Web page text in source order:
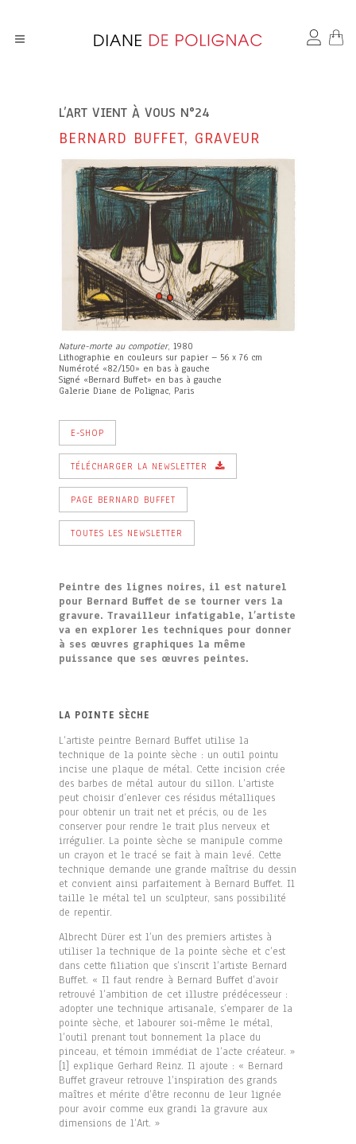
L’ART VIENT À VOUS N°24
BERNARD BUFFET, GRAVEUR
Nature-morte au compotier, 1980
Lithographie en couleurs sur papier – 56 x 76 cm
Numéroté «82/150» en bas à gauche
Signé «Bernard Buffet» en bas à gauche
Galerie Diane de Polignac, Paris
E-SHOP
TÉLÉCHARGER LA NEWSLETTER
PAGE BERNARD BUFFET
TOUTES LES NEWSLETTER
Peintre des lignes noires, il est naturel
pour Bernard Buffet de se tourner vers la
gravure. Travailleur infatigable, l’artiste
va en explorer les techniques pour donner
à ses œuvres graphiques la même
puissance que ses œuvres peintes.
LA POINTE SÈCHE
L’artiste peintre Bernard Buffet utilise la
technique de la pointe sèche : un outil pointu
incise une plaque de métal. Cette incision crée
des barbes de métal autour du sillon. L’artiste
peut choisir d’enlever ces résidus métalliques
pour obtenir un trait net et précis, ou de les
conserver pour rendre le trait plus nerveux et
irrégulier. La pointe sèche se manipule comme
un crayon et le tracé se fait à main levé. Cette
technique demande une grande maîtrise du dessin
et convient ainsi parfaitement à Bernard Buffet. Il
taille le métal tel un sculpteur, sans possibilité
de repentir.
Albrecht Dürer est l’un des premiers artistes à
utiliser la technique de la pointe sèche et c’est
dans cette filiation que s’inscrit l’artiste Bernard
Buffet. « Il faut rendre à Bernard Buffet d’avoir
retrouvé l’ambition de cet illustre prédécesseur :
adopter une technique artisanale, s’emparer de la
pointe sèche, et labourer soi-même le métal,
l’outil prenant tout bonnement la place du
pinceau, et témoin immédiat de l’acte créateur. »
[1] explique Gerhard Reinz. Il ajoute : « Bernard
Buffet graveur retrouve l’inspiration des grands
maîtres et mérite d’être reconnu de leur lignée
pour avoir comme eux grandi la gravure aux
dimensions de l’Art. »